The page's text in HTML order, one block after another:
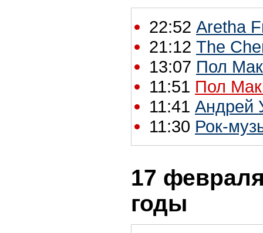
22:52 Aretha
21:12 The
13:07 Пол
11:51 Пол
11:41 Андрей
11:30 Рок-
17
годы